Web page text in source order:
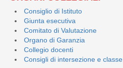
Consiglio di Istituto
Giunta esecutiva
Comitato di Valutazione
Organo di Garanzia
Collegio docenti
Consigli di intersezione e classe